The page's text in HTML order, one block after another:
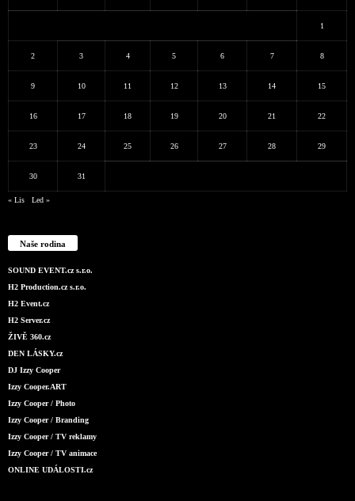
1
2 3 4 5 6 7 8
9 10 11 12 13 14 15
16 17 18 19 20 21 22
23 24 25 26 27 28 29
30 31
« Lis Led »
Naše rodina
SOUND EVENT.cz s.r.o.
H2 Production.cz s.r.o.
H2 Event.cz
H2 Server.cz
ŽIVĚ 360.cz
DEN LÁSKY.cz
DJ Izzy Cooper
Izzy Cooper.ART
Izzy Cooper / Photo
Izzy Cooper / Branding
Izzy Cooper / TV reklamy
Izzy Cooper / TV animace
ONLINE UDÁLOSTI.cz